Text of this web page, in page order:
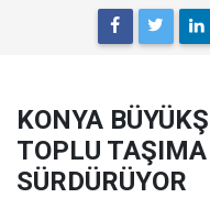
KONYA
TOPLU
SÜRDÜRÜYOR